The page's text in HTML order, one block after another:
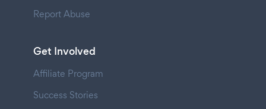
Report Abuse
Get Involved
Affiliate Program
Success Stories